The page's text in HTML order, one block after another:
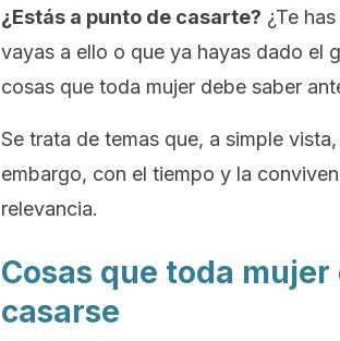
¿Estás a punto de casarte? ¿Te
vayas a ello o que ya hayas dado el
cosas que toda mujer debe saber
Se trata de temas que, a simple
embargo, con el tiempo y la
relevancia.
Cosas que toda
casarse